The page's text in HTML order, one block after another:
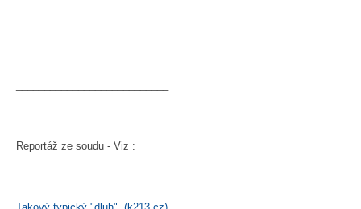
Reportáž ze soudu - Viz :